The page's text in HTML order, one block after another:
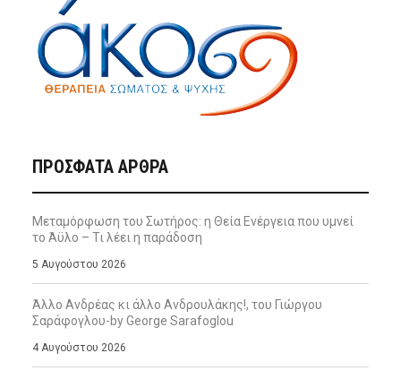
ΠΡΌΣΦΑΤΑ ΆΡΘΡΑ
Μεταμόρφωση του Σωτήρος: η Θεία Ενέργεια που υμνεί
το Άϋλο – Τι λέει η παράδοση
5 Αυγούστου 2026
Άλλο Ανδρέας κι άλλο Ανδρουλάκης!, του Γιώργου
Σαράφογλου-by George Sarafoglou
4 Αυγούστου 2026